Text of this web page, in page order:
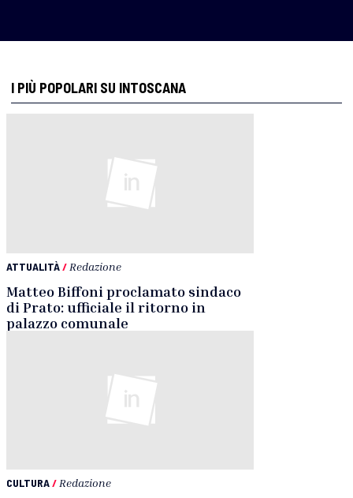
I PIÙ POPOLARI SU INTOSCANA
ATTUALITÀ/ Redazione
Matteo Biffoni proclamato sindaco
di Prato: ufficiale il ritorno in
palazzo comunale
CULTURA/ Redazione